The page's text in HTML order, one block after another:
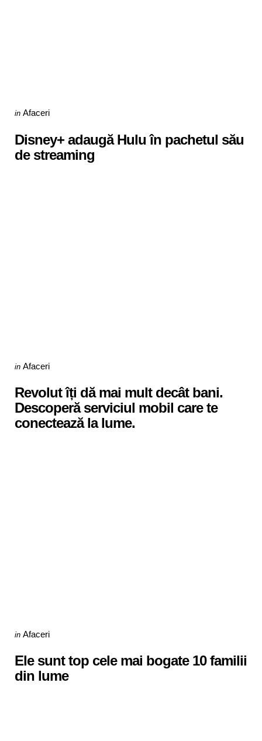
Categories
Posted
in Afaceri
Disney+ adaugă Hulu în pachetul său
de streaming
Categories
Posted
in Afaceri
Revolut îți dă mai mult decât bani.
Descoperă serviciul mobil care te
conectează la lume.
Categories
Posted
in Afaceri
Ele sunt top cele mai bogate 10 familii
din lume